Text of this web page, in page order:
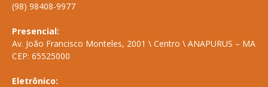
(98) 98408-9977
Presencial:
Av. João Francisco Monteles, 2001 \ Centro \ ANAPURUS – MA
CEP: 65525000
Eletrônico: